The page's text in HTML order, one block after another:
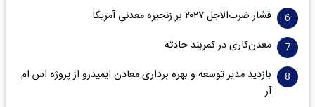
فشار ضرب‌الاجل ۲۰۲۷ بر زنجیره معدنی آمریکا
معدن‌کاری در کمربند حادثه
بازدید مدیر توسعه و بهره برداری معادن ایمیدرو از پروژه اس ام
آر